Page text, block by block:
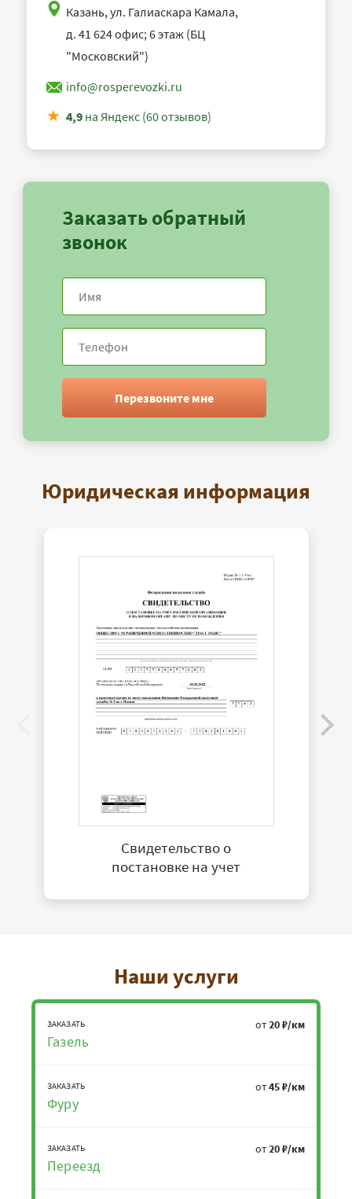
Казань, ул. Галиаскара Камала,
д. 41 624 офис; 6 этаж (БЦ
"Московский")
info@rosperevozki.ru
4,9 на Яндекс (60 отзывов)
Заказать обратный
звонок
Перезвоните мне
Юридическая информация
Свидетельство о
постановке на учет
Наши услуги
ЗАКАЗАТЬ
Газель
от20 ₽/км
ЗАКАЗАТЬ
Фуру
от45 ₽/км
ЗАКАЗАТЬ
Переезд
от20 ₽/км